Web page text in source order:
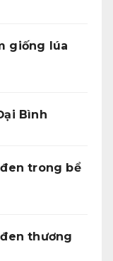
giống lúa
Bình
trong bể
thương